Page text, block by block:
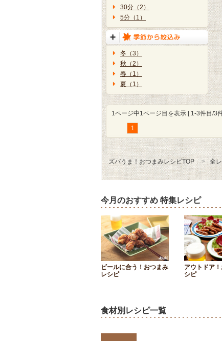
30分（2）
5分（1）
冬（3）
秋（2）
春（1）
夏（1）
1ページ中1ページ目を表示 [ 1-3件目/3
1
ズバうま！おつまみレシピTOP 全
今月のおすすめ 特集レシピ
ビールに合う！おつまみ
レシピ
アウトドア
シピ
食材別レシピ一覧